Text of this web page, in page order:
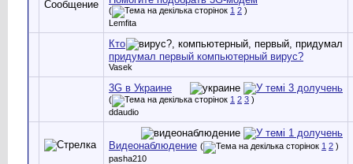
( 1 2 )
Lemfita
Кто
придумал первый компьютерный вирус?
Vasek
3G в Украине
( 1 2 3 )
ddaudio
Видеонаблюдение ( 1 2 )
pasha210